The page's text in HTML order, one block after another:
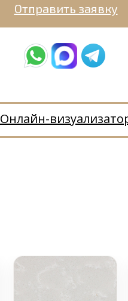
Отправить заявку
Онлайн-